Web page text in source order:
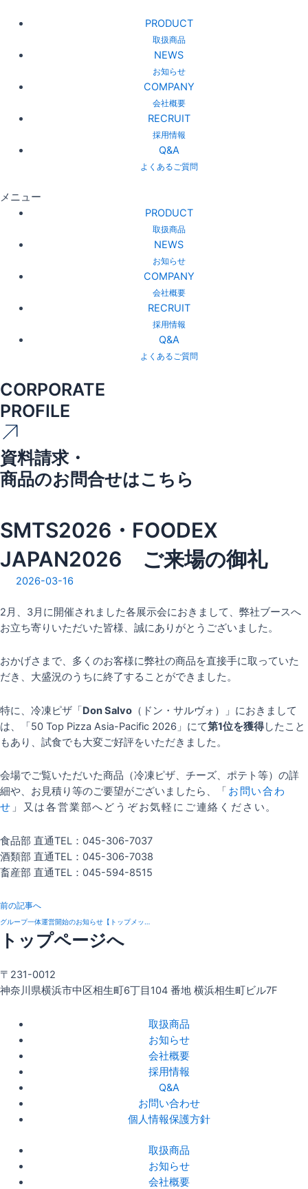
PRODUCT
取扱商品
NEWS
お知らせ
COMPANY
会社概要
RECRUIT
採用情報
Q&A
よくあるご質問
メニュー
PRODUCT
取扱商品
NEWS
お知らせ
COMPANY
会社概要
RECRUIT
採用情報
Q&A
よくあるご質問
CORPORATE
PROFILE
資料請求・
商品のお問合せはこちら
SMTS2026・FOODEX
JAPAN2026 ご来場の御礼
2026-03-16
2月、3月に開催されました各展示会におきまして、弊社ブースへ
お立ち寄りいただいた皆様、誠にありがとうございました。
おかげさまで、多くのお客様に弊社の商品を直接手に取っていた
だき、大盛況のうちに終了することができました。
特に、冷凍ピザ「Don Salvo （ドン・サルヴォ）」におきまして
は、「50 Top Pizza Asia-Pacific 2026」にて第1位を獲得したこと
もあり、試食でも大変ご好評をいただきました。
会場でご覧いただいた商品（冷凍ピザ、チーズ、ポテト等）の詳
細や、お見積り等のご要望がございましたら、
「 お問い合わ
せ 」又は各営業部へどうぞお気軽にご連絡ください。
食品部 直通TEL：045-306-7037
酒類部 直通TEL：045-306-7038
畜産部 直通TEL：045-594-8515
前の記事へ
グループ一体運営開始のお知らせ【トップメッセージ】
トップページへ
〒231-0012
神奈川県横浜市中区相生町6丁目104 番地 横浜相生町ビル7F
取扱商品
お知らせ
会社概要
採用情報
Q&A
お問い合わせ
個人情報保護方針
取扱商品
お知らせ
会社概要